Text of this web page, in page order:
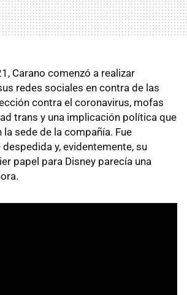
Carano comenzó a realizar
redes sociales en contra de las
contra el coronavirus, mofas
trans y una implicación política que
la sede de la compañía. Fue
y, evidentemente, su
papel para Disney parecía una